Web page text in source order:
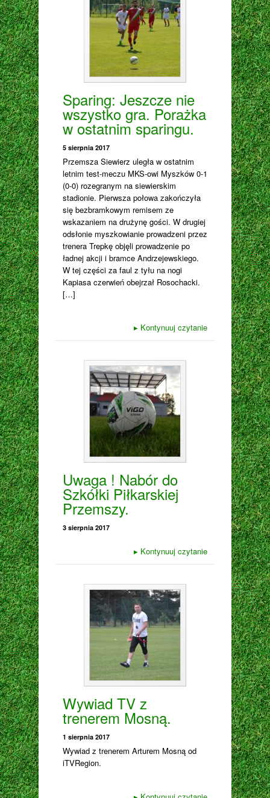
Sparing: Jeszcze nie
wszystko gra. Porażka
w ostatnim sparingu.
5 sierpnia 2017
Przemsza Siewierz uległa w ostatnim
letnim test-meczu MKS-owi Myszków 0-1
(0-0) rozegranym na siewierskim
stadionie. Pierwsza połowa zakończyła
się bezbramkowym remisem ze
wskazaniem na drużynę gości. W drugiej
odsłonie myszkowianie prowadzeni przez
trenera Trepkę objęli prowadzenie po
ładnej akcji i bramce Andrzejewskiego.
W tej części za faul z tyłu na nogi
Kapiasa czerwień obejrzał Rosochacki.
[…]
▸ Kontynuuj czytanie
Uwaga ! Nabór do
Szkółki Piłkarskiej
Przemszy.
3 sierpnia 2017
▸ Kontynuuj czytanie
Wywiad TV z
trenerem Mosną.
1 sierpnia 2017
Wywiad z trenerem Arturem Mosną od
iTVRegion.